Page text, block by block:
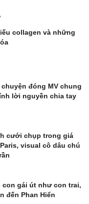
collagen và những
đóng MV chung
lời nguyền chia tay
cưới chụp trong giá
visual cô dâu chú
con gái út như con trai,
đến Phan Hiển